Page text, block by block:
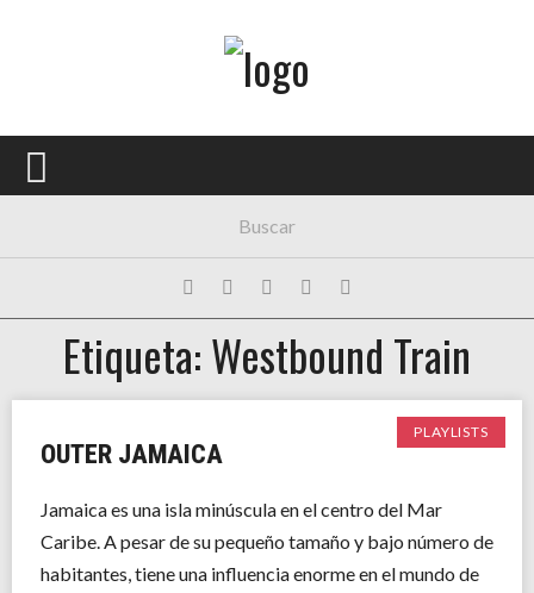
PORTADA
FESTIVALES
EXPOSICIONES
HISTORIAS
Etiqueta: Westbound Train
PLAYLISTS
OUTER JAMAICA
Jamaica es una isla minúscula en el centro del Mar
Caribe. A pesar de su pequeño tamaño y bajo número de
habitantes, tiene una influencia enorme en el mundo de